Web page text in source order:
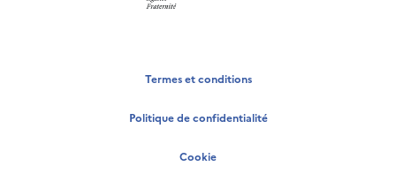
Termes et conditions
Politique de confidentialité
Cookie